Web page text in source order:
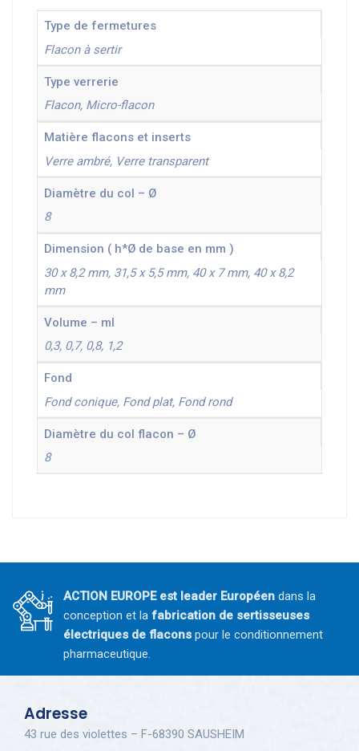
Type de fermetures
Flacon à sertir
Type verrerie
Flacon, Micro-flacon
Matière flacons et inserts
Verre ambré, Verre transparent
Diamètre du col – Ø
8
Dimension ( h*Ø de base en mm )
30 x 8,2 mm, 31,5 x 5,5 mm, 40 x 7 mm, 40 x 8,2
mm
Volume – ml
0,3, 0,7, 0,8, 1,2
Fond
Fond conique, Fond plat, Fond rond
Diamètre du col flacon – Ø
8
ACTION EUROPE est leader Européen dans la
conception et la fabrication de sertisseuses
électriques de flacons pour le conditionnement
pharmaceutique.
Adresse
43 rue des violettes – F-68390 SAUSHEIM